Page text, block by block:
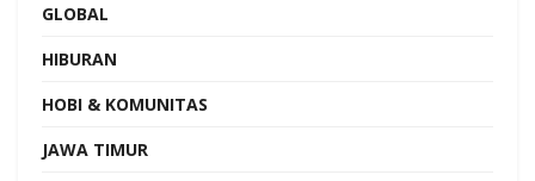
GLOBAL
HIBURAN
HOBI & KOMUNITAS
JAWA TIMUR